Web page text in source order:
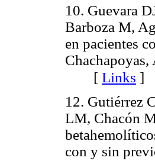
10. Guevara
Barboza M,
en pacientes
[ Links ]
12. Gutiérrez
LM, Chacón
con y sin